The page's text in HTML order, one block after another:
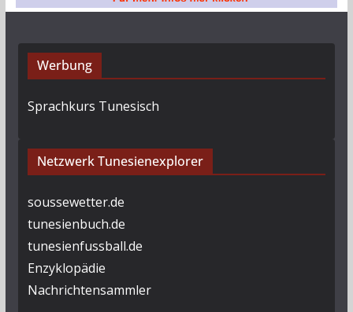
Werbung
Sprachkurs Tunesisch
Netzwerk Tunesienexplorer
soussewetter.de
tunesienbuch.de
tunesienfussball.de
Enzyklopädie
Nachrichtensammler